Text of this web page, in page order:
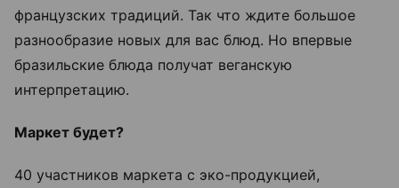
французских традиций. Так что ждите большое
разнообразие новых для вас блюд. Но впервые
бразильские блюда получат веганскую
интерпретацию.
Маркет будет?
40 участников маркета с эко-продукцией,